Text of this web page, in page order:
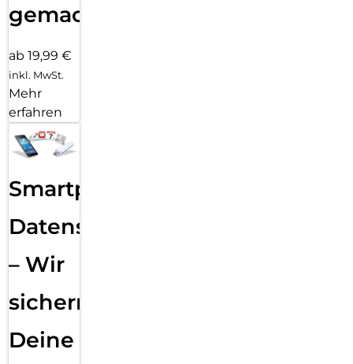
gemacht!
ab 19,99 €
inkl. MwSt.
Mehr
erfahren
Smartphone
Datensicherung
– Wir
sichern
Deine